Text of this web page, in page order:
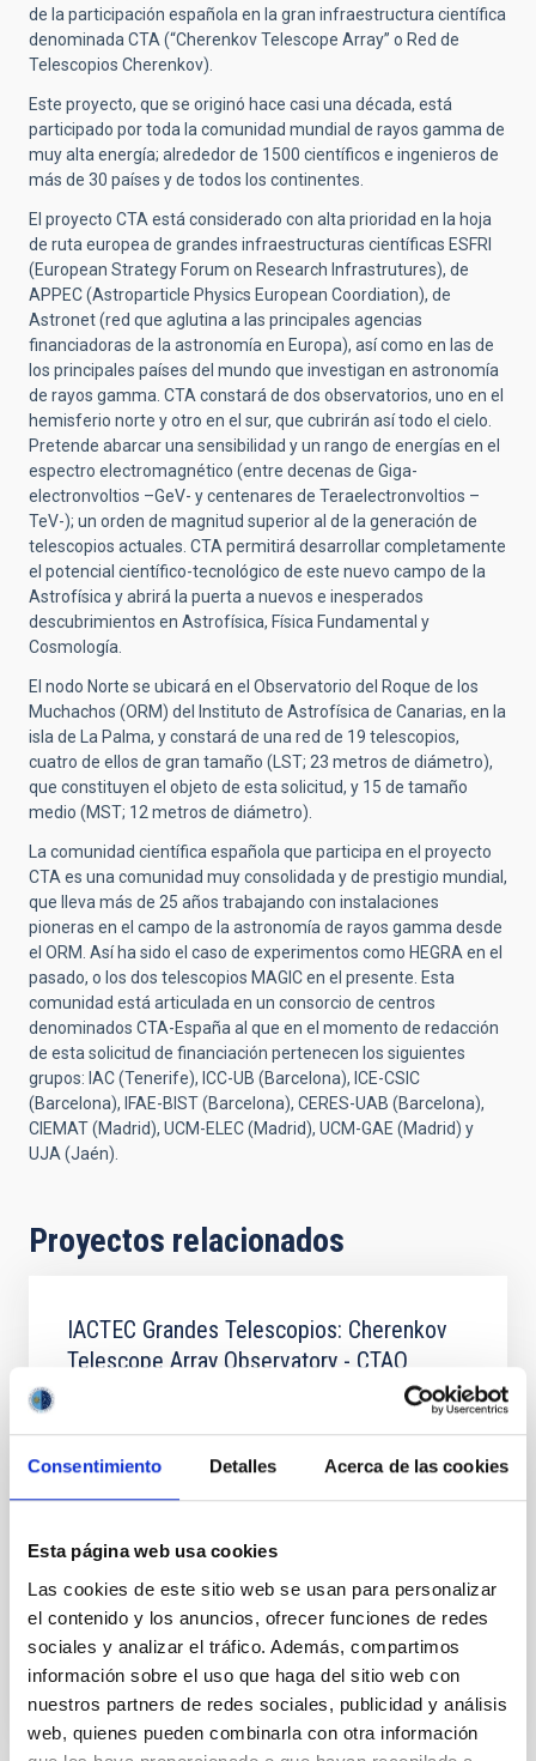
Consentimiento Detalles Acerca de las cookies
Esta página web usa cookies
Las cookies de este sitio web se usan para personalizar
el contenido y los anuncios, ofrecer funciones de redes
sociales y analizar el tráfico. Además, compartimos
información sobre el uso que haga del sitio web con
nuestros partners de redes sociales, publicidad y análisis
web, quienes pueden combinarla con otra información
de la participación española en la gran infraestructura científica
denominada CTA (“Cherenkov Telescope Array” o Red de
Telescopios Cherenkov).
Este proyecto, que se originó hace casi una década, está
participado por toda la comunidad mundial de rayos gamma de
muy alta energía; alrededor de 1500 científicos e ingenieros de
más de 30 países y de todos los continentes.
El proyecto CTA está considerado con alta prioridad en la hoja
de ruta europea de grandes infraestructuras científicas ESFRI
(European Strategy Forum on Research Infrastrutures), de
APPEC (Astroparticle Physics European Coordiation), de
Astronet (red que aglutina a las principales agencias
financiadoras de la astronomía en Europa), así como en las de
los principales países del mundo que investigan en astronomía
de rayos gamma. CTA constará de dos observatorios, uno en el
hemisferio norte y otro en el sur, que cubrirán así todo el cielo.
Pretende abarcar una sensibilidad y un rango de energías en el
espectro electromagnético (entre decenas de Giga-
electronvoltios –GeV- y centenares de Teraelectronvoltios –
TeV-); un orden de magnitud superior al de la generación de
telescopios actuales. CTA permitirá desarrollar completamente
el potencial científico-tecnológico de este nuevo campo de la
Astrofísica y abrirá la puerta a nuevos e inesperados
descubrimientos en Astrofísica, Física Fundamental y
Cosmología.
El nodo Norte se ubicará en el Observatorio del Roque de los
Muchachos (ORM) del Instituto de Astrofísica de Canarias, en la
isla de La Palma, y constará de una red de 19 telescopios,
cuatro de ellos de gran tamaño (LST; 23 metros de diámetro),
que constituyen el objeto de esta solicitud, y 15 de tamaño
medio (MST; 12 metros de diámetro).
La comunidad científica española que participa en el proyecto
CTA es una comunidad muy consolidada y de prestigio mundial,
que lleva más de 25 años trabajando con instalaciones
pioneras en el campo de la astronomía de rayos gamma desde
el ORM. Así ha sido el caso de experimentos como HEGRA en el
pasado, o los dos telescopios MAGIC en el presente. Esta
comunidad está articulada en un consorcio de centros
denominados CTA-España al que en el momento de redacción
de esta solicitud de financiación pertenecen los siguientes
grupos: IAC (Tenerife), ICC-UB (Barcelona), ICE-CSIC
(Barcelona), IFAE-BIST (Barcelona), CERES-UAB (Barcelona),
CIEMAT (Madrid), UCM-ELEC (Madrid), UCM-GAE (Madrid) y
UJA (Jaén).
Proyectos relacionados
IACTEC Grandes Telescopios: Cherenkov
Telescope Array Observatory - CTAO
CTAO es un proyecto global a gran escala para
gamma de muy alta energía. Los rayos gamma
contienen información sobre los eventos más
En ejecución